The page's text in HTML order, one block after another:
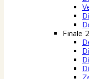
Finale